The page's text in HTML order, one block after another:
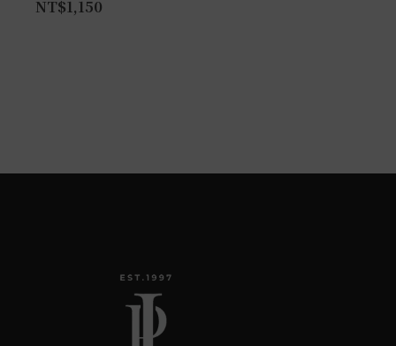
NT$1,150